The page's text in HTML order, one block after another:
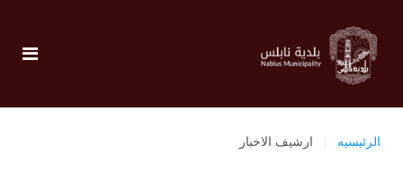
الرئيسيه ارشيف الاخبار